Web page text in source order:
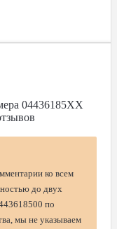
04436185XX
ко всем
до двух
по
мы не указываем